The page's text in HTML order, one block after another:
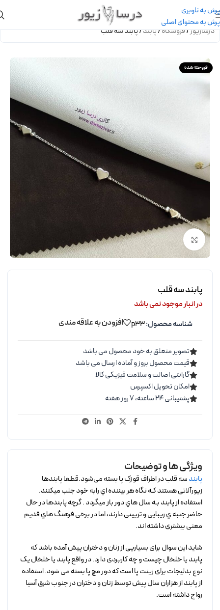
پرش به ناوبری
پرش به محتوای اصلی
درسازیور/فروشگاه/پابند/پابند سه قلب
فروخته شده
برای بزرگنمایی کلیک کنید
پابند سه قلب
در انبار موجود نمی باشد
شناسه محصول:p33 افزودن به علاقه مندی
تصویر متعلق به خود محصول می باشد
قیمت محصول بروز و آماده ارسال می باشد
گارانتی اصالت و سلامت فیزیکی کالا
امکان تحویل اکسپرس
پشتیبانی ۲۴ ساعته، ۷ روز هفته
ویژگی ها و توضیحات
پابندسه قلب در اطراف قوزک پا بسته می‌شود.قطعا پابندها
زیورآلاتی هستند کـه نگاه هر بیننده اي رابه خود جلب میکنند.
استفاده از پابند بـه سال هاي دور باز میگردد . گرچه پابندها در حال
حاضر جنبه ي زیبایی و تزیینی دارند، اما در برخی فرهنگ هاي قدیم
معنی بیشتری داشته اند.
شاید این سوال برای بسیاریی از زنان و دختران پیش آمده باشد که
پابند یا خلخال چیست و چه کاربردی دارد. در واقع پابند یا خلخال یک
نوع بدلیجات برای زینت پا است که دور مچ پا بسته می شود. استفاده
از پابند از هزاران سال پیش توسط زنان و دختران در جنوب شرق آسیا
رواج داشته است.